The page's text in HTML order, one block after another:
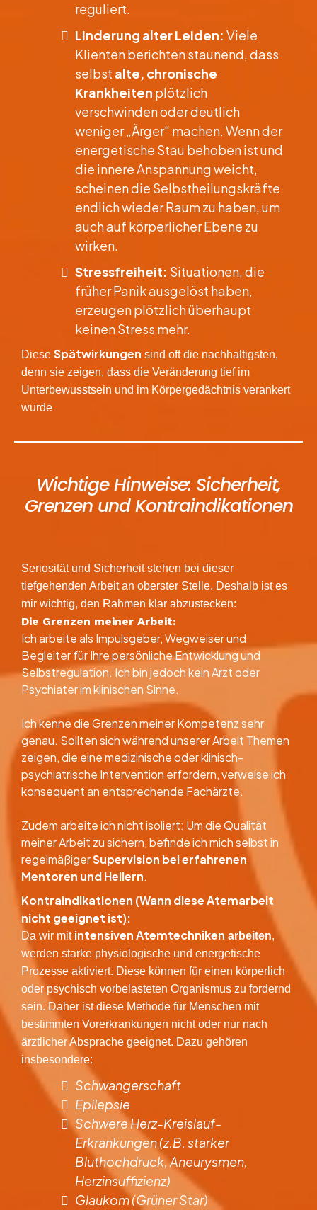
reguliert.
Linderung alter Leiden: Viele
Klienten berichten staunend, dass
selbst alte, chronische
Krankheiten plötzlich
verschwinden oder deutlich
weniger „Ärger“ machen. Wenn der
energetische Stau behoben ist und
die innere Anspannung weicht,
scheinen die Selbstheilungskräfte
endlich wieder Raum zu haben, um
auch auf körperlicher Ebene zu
wirken.
Stressfreiheit: Situationen, die
früher Panik ausgelöst haben,
erzeugen plötzlich überhaupt
keinen Stress mehr.
Diese Spätwirkungen sind oft die nachhaltigsten,
denn sie zeigen, dass die Veränderung tief im
Unterbewusstsein und im Körpergedächtnis verankert
wurde
​Wichtige Hinweise: Sicherheit,
Grenzen und Kontraindikationen
​Seriosität und Sicherheit stehen bei dieser
tiefgehenden Arbeit an oberster Stelle. Deshalb ist es
mir wichtig, den Rahmen klar abzustecken:
​Die Grenzen meiner Arbeit:
Ich arbeite als Impulsgeber, Wegweiser und
Begleiter für Ihre persönliche Entwicklung und
Selbstregulation. Ich bin jedoch kein Arzt oder
Psychiater im klinischen Sinne.
Ich kenne die Grenzen meiner Kompetenz sehr
genau. Sollten sich während unserer Arbeit Themen
zeigen, die eine medizinische oder klinisch-
psychiatrische Intervention erfordern, verweise ich
konsequent an entsprechende Fachärzte.
Zudem arbeite ich nicht isoliert: Um die Qualität
meiner Arbeit zu sichern, befinde ich mich selbst in
regelmäßigerSupervision bei erfahrenen
Mentoren und Heilern.
Kontraindikationen (Wann diese Atemarbeit
nicht geeignet ist):
Da wir mit intensiven Atemtechniken arbeiten,
werden starke physiologische und energetische
Prozesse aktiviert. Diese können für einen körperlich
oder psychisch vorbelasteten Organismus zu fordernd
sein. Daher ist diese Methode für Menschen mit
bestimmten Vorerkrankungen nicht oder nur nach
ärztlicher Absprache geeignet. Dazu gehören
insbesondere:
​Schwangerschaft
​Epilepsie
​Schwere Herz-Kreislauf-
Erkrankungen (z.B. starker
Bluthochdruck, Aneurysmen,
Herzinsuffizienz)
​Glaukom (Grüner Star)